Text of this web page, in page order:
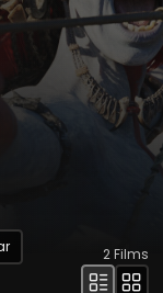
2Films